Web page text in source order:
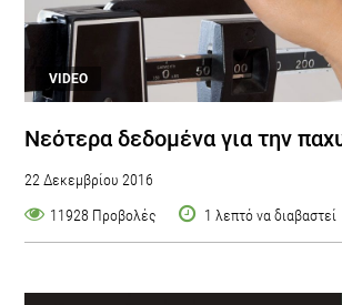
VIDEO
Νεότερα δεδομένα για την
22 Δεκεμβρίου 2016
11928 Προβολές
1 λεπτό να διαβαστεί